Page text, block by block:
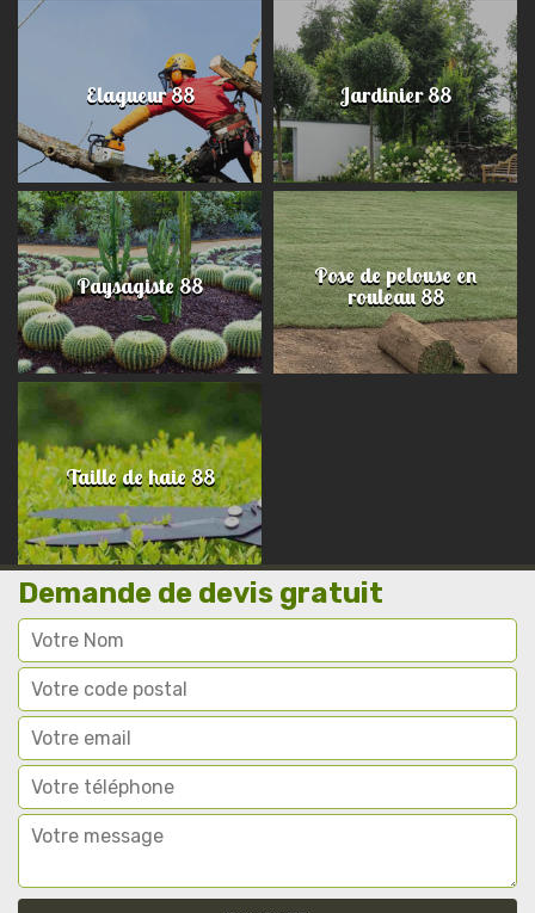
Elagueur 88 Jardinier 88
Paysagiste 88 Pose de pelouse en
rouleau 88
Taille de haie 88
Demande de devis gratuit